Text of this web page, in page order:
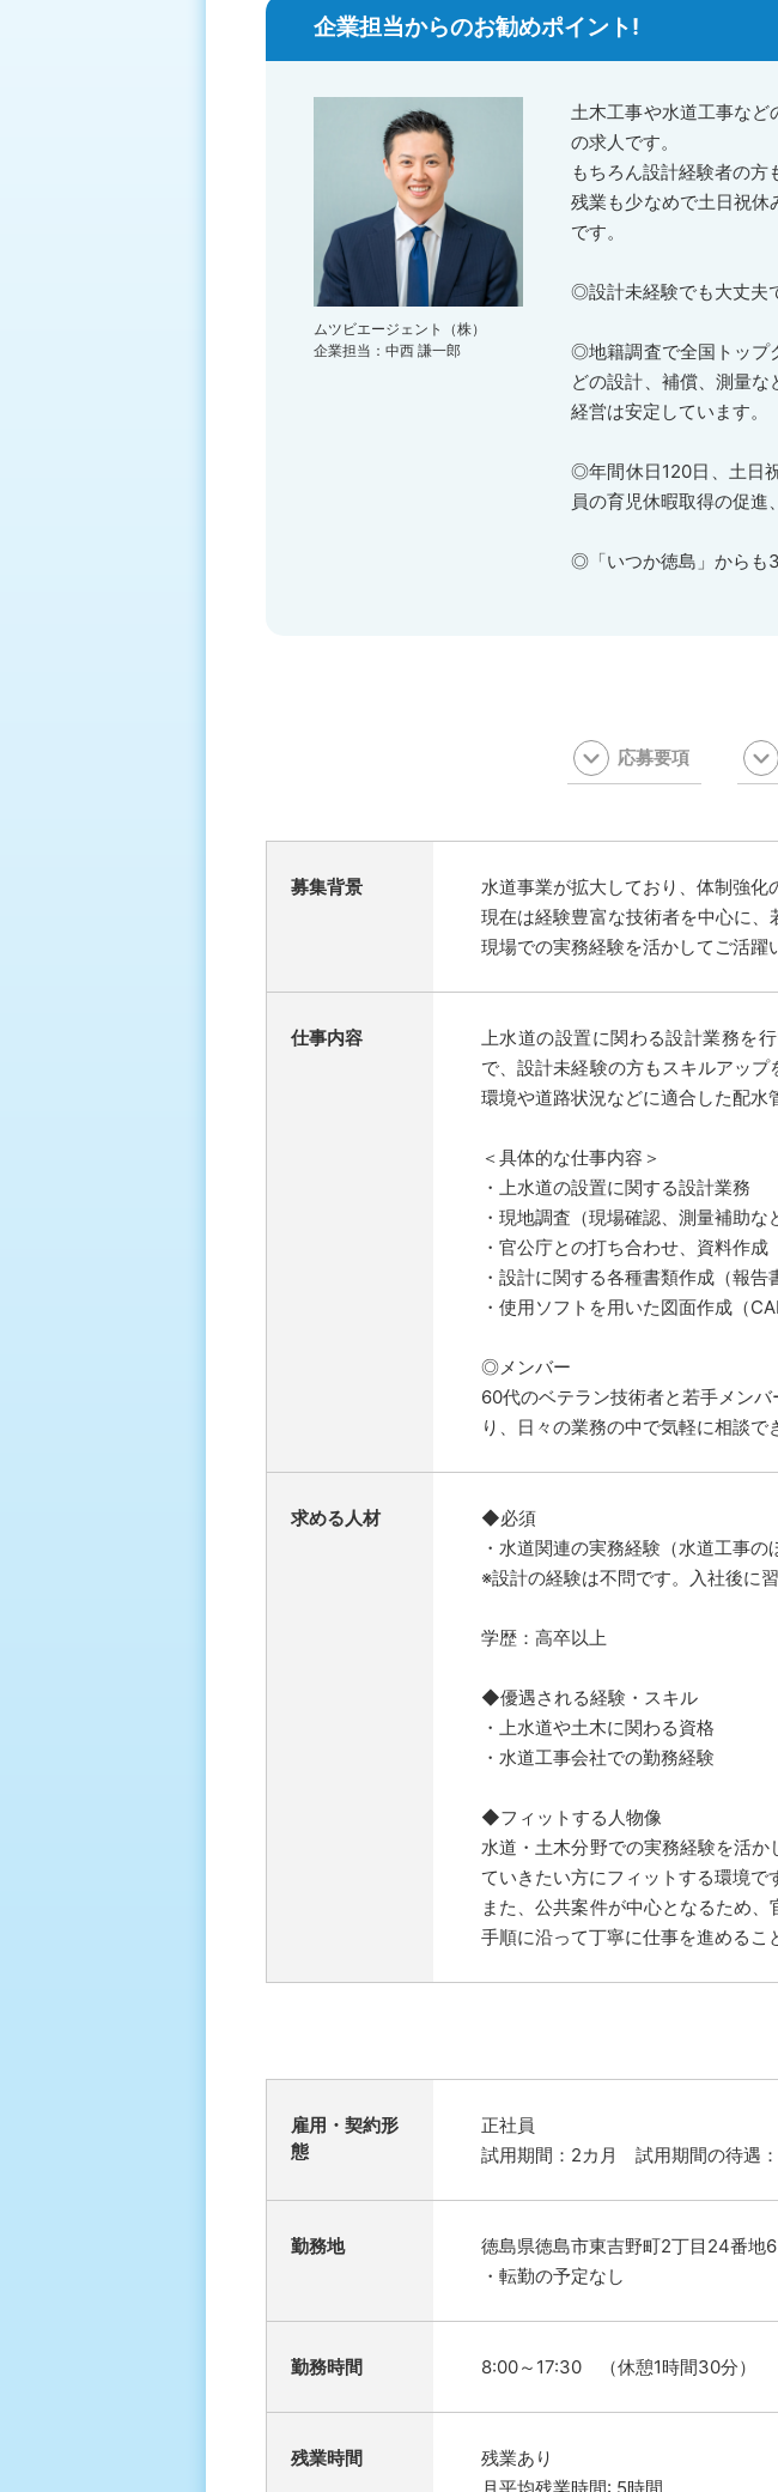
企業担当からのお勧めポイント!
ムツビエージェント（株）
企業担当：中西 謙一郎
土木工事や水道工事な
の求人です。
もちろん設計経験者の方
残業も少なめで土日祝
です。
◎設計未経験でも大丈夫
◎地籍調査で全国トップ
どの設計、補償、測量な
経営は安定しています。
◎年間休日120日、土日
員の育児休暇取得の促進
◎「いつか徳島」からも
応募要項
募集背景
水道事業が拡大しており、体制強化
現在は経験豊富な技術者を中心に、
現場での実務経験を活かしてご活躍
仕事内容
上水道の設置に関わる設計業務を
で、設計未経験の方もスキルアッ
環境や道路状況などに適合した配水
＜具体的な仕事内容＞
・上水道の設置に関する設計業務
・現地調査（現場確認、測量補助な
・官公庁との打ち合わせ、資料作成
・設計に関する各種書類作成（報告
・使用ソフトを用いた図面作成（
◎メンバー
60代のベテラン技術者と若手メン
り、日々の業務の中で気軽に相談で
求める人材
◆必須
・水道関連の実務経験（水道工事の
※設計の経験は不問です。入社後に習
学歴：高卒以上
◆優遇される経験・スキル
・上水道や土木に関わる資格
・水道工事会社での勤務経験
◆フィットする人物像
水道・土木分野での実務経験を活
ていきたい方にフィットする環境で
また、公共案件が中心となるため
手順に沿って丁寧に仕事を進めるこ
雇⽤・契約形
態
正社員
試用期間：2カ月 試用期間の待遇：
勤務地
徳島県徳島市東吉野町2丁目24番地6
・転勤の予定なし
勤務時間 8:00～17:30 （休憩1時間30分）
残業時間
残業あり
月平均残業時間: 5時間